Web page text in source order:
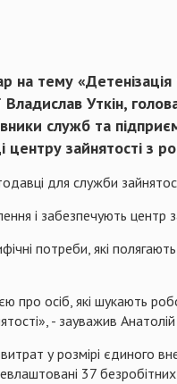
тему «Детенізація
Уткін,
служб та
центру зайнятості з
для служби
і забезпечують центр
потреби, які
осіб, які шукають
- зауважив
у розмірі єдиного
37